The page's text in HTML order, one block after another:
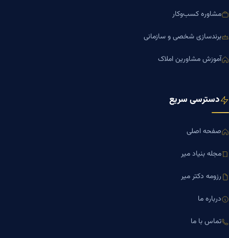
مشاوره کسب‌وکار
برندسازی شخصی و سازمانی
آموزش مشاورین املاک
دسترسی سریع
صفحه اصلی
مجله بنیاد میر
رزومه دکتر میر
درباره ما
تماس با ما